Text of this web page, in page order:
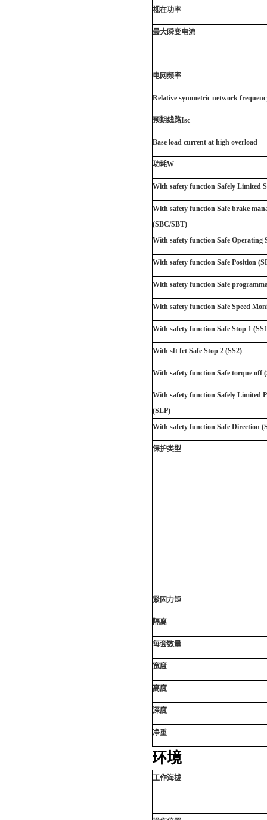
视在功率
最大瞬变电流
电网频率
Relative symmetric network
预期线路Isc
Base load current at high overload
功耗W
With safety function Safely Limited
With safety function Safe brake
(SBC/SBT)
With safety function Safe Operating
With safety function Safe Position
With safety function Safe
With safety function Safe Speed
With safety function Safe Stop 1
With sft fct Safe Stop 2 (SS2)
With safety function Safe torque off
With safety function Safely Limited
(SLP)
With safety function Safe Direction
保护类型
紧固力矩
隔离
每套数量
宽度
高度
深度
净重
环境
工作海拔